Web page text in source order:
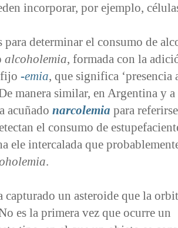
incorporar, por ejemplo,
determinar el consumo de
alcoholemia, formada con la
-⁠emia, que significa ‘presencia
manera similar, en Argentina y
acuñado narcolemia para
el consumo de
ele intercalada que
.
un asteroide que la
es la primera vez que ocurre un